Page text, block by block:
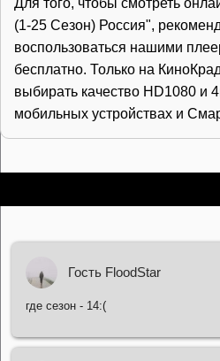
(1-25 Сезон) Россия",
воспользоваться нашими
бесплатно. Только на
выбирать качество HD1080 и
мобильных устройствах и
Гость FloodStar
где сезон - 14:(